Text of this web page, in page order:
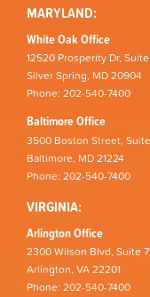
MARYLAND:
White Oak Office
12520 Prosperity Dr,
Silver Spring, MD 20904
Phone: 202-540-7400
Baltimore Office
3500 Boston Street,
Baltimore, MD 21224
Phone: 202-540-7400
VIRGINIA:
Arlington Office
2300 Wilson Blvd, Suite
Arlington, VA 22201
Phone: 202-540-7400